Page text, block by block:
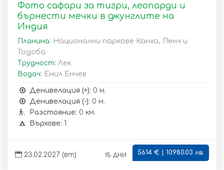
Фото сафари за тигри, леопарди и
бърнести мечки в джунглите на
Индия
Планина: Национални паркове Канха, Пенч и
Тодоба
Трудност: Лек
Водач: Емил Енчев
Денивелация (+): 0 м.
Денивелация (-): 0 м.
Разстояние: 0 км.
Върхове: 1
23.02.2027 (вт) 15 дни 5614 € | 10980.03 лв.